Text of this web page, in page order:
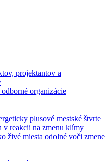
projektantov a
organizácie
plusové mestské štvrte
v reakcii na zmenu klímy
živé miesta odolné voči zmene